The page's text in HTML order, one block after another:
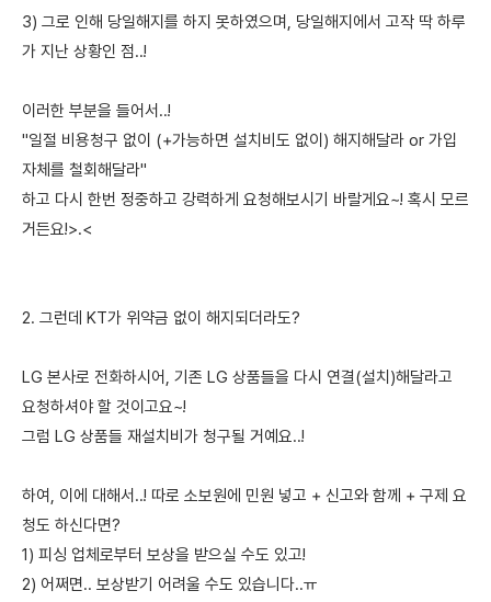
3) 그로 인해 당일해지를 하지 못하였으며, 당일해지에서 고작 딱 하루
가 지난 상황인 점..!
이러한 부분을 들어서..!
"일절 비용청구 없이 (+가능하면 설치비도 없이) 해지해달라 or 가입
자체를 철회해달라"
하고 다시 한번 정중하고 강력하게 요청해보시기 바랄게요~! 혹시 모르
거든요!>.<
2. 그런데 KT가 위약금 없이 해지되더라도?
LG 본사로 전화하시어, 기존 LG 상품들을 다시 연결(설치)해달라고
요청하셔야 할 것이고요~!
그럼 LG 상품들 재설치비가 청구될 거예요..!
하여, 이에 대해서..! 따로 소보원에 민원 넣고 + 신고와 함께 + 구제 요
청도 하신다면?
1) 피싱 업체로부터 보상을 받으실 수도 있고!
2) 어쩌면.. 보상받기 어려울 수도 있습니다..ㅠ